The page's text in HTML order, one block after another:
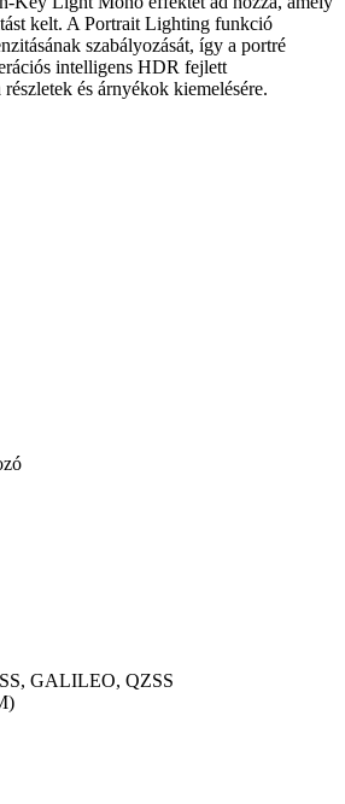
kelt. A Portrait Lighting funkció
szabályozását, így a portré
intelligens HDR fejlett
és árnyékok kiemelésére.
GALILEO, QZSS